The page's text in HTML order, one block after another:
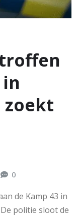
in
zoekt
0
de Kamp 43 in
politie sloot de